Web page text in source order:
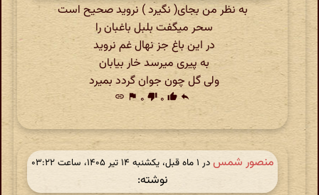
به نظر من بجای( نگیرد ) نروید صحیح است
سحر میگفت بلبل باغبان را
در این باغ جز نهال غم نروید
به پیری میرسد خار بیابان
ولی گل چون جوان گردد بمیرد
reply
thumb_up ۰ thumb_down ۰ flag
link
منصور شمس در ‫۱ ماه قبل، یکشنبه ۱۴ تیر ۱۴۰۵، ساعت ۰۳:۲۲
نوشته: